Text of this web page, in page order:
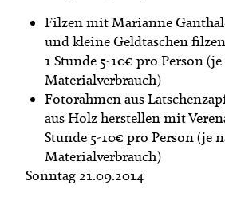
Filzen mit Marianne
und kleine Geldtaschen
1 Stunde 5-10€ pro Person
Materialverbrauch)
Fotorahmen aus
aus Holz herstellen mit
Stunde 5-10€ pro Person (je
Materialverbrauch)
Sonntag 21.09.2014